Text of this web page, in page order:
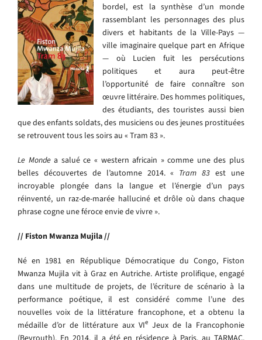
bordel, est la synthèse d’un monde
rassemblant les personnages des plus
divers et habitants de la Ville-Pays —
ville imaginaire quelque part en Afrique
— où Lucien fuit les persécutions
politiques et aura peut-être
l’opportunité de faire connaître son
œuvre littéraire. Des hommes politiques,
des étudiants, des touristes aussi bien
que des enfants soldats, des musiciens ou des jeunes prostituées
se retrouvent tous les soirs au « Tram 83 ».
Le Mondea salué ce « western africain » comme une des plus
belles découvertes de l’automne 2014. « Tram 83 est une
incroyable plongée dans la langue et l’énergie d’un pays
réinventé, un raz-de-marée halluciné et drôle où dans chaque
phrase cogne une féroce envie de vivre ».
// Fiston Mwanza Mujila //
Né en 1981 en République Démocratique du Congo, Fiston
Mwanza Mujila vit à Graz en Autriche. Artiste prolifique, engagé
dans une multitude de projets, de l’écriture de scénario à la
performance poétique, il est considéré comme l’une des
nouvelles voix de la littérature francophone, et a obtenu la
médaille d’or de littérature aux VIe Jeux de la Francophonie